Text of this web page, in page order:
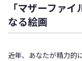
「マザーファ
なる絵画
――近年、あなたが精力